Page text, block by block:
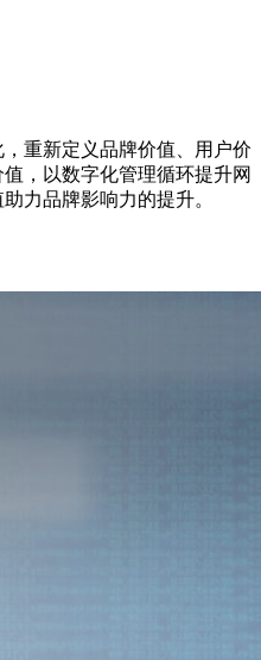
重新定义品牌价值、用户价
，以数字化管理循环提升网
力品牌影响力的提升。